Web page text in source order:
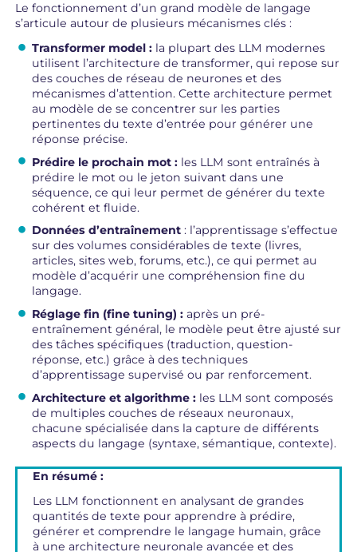
Le fonctionnement d’un grand modèle de langage
s’articule autour de plusieurs mécanismes clés :
Transformer model :la plupart des LLM modernes
utilisent l’architecture de transformer, qui repose sur
des couches de réseau de neurones et des
mécanismes d’attention. Cette architecture permet
au modèle de se concentrer sur les parties
pertinentes du texte d’entrée pour générer une
réponse précise.
Prédire le prochain mot :les LLM sont entraînés à
prédire le mot ou le jeton suivant dans une
séquence, ce qui leur permet de générer du texte
cohérent et fluide.
Données d’entraînement: l’apprentissage s’effectue
sur des volumes considérables de texte (livres,
articles, sites web, forums, etc.), ce qui permet au
modèle d’acquérir une compréhension fine du
langage.
Réglage fin (fine tuning) :après un pré-
entraînement général, le modèle peut être ajusté sur
des tâches spécifiques (traduction, question-
réponse, etc.) grâce à des techniques
d’apprentissage supervisé ou par renforcement.
Architecture et algorithme :les LLM sont composés
de multiples couches de réseaux neuronaux,
chacune spécialisée dans la capture de différents
aspects du langage (syntaxe, sémantique, contexte).
En résumé :
Les LLM fonctionnent en analysant de grandes
quantités de texte pour apprendre à prédire,
générer et comprendre le langage humain, grâce
à une architecture neuronale avancée et des